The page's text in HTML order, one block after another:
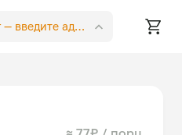
—введите адрес